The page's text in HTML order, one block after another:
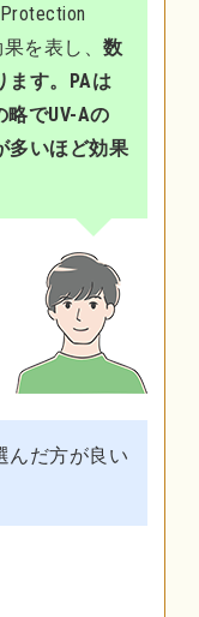
を表し、 数
ます。PAは
略でUV-Aの
多いほど効果
んだ方が良い